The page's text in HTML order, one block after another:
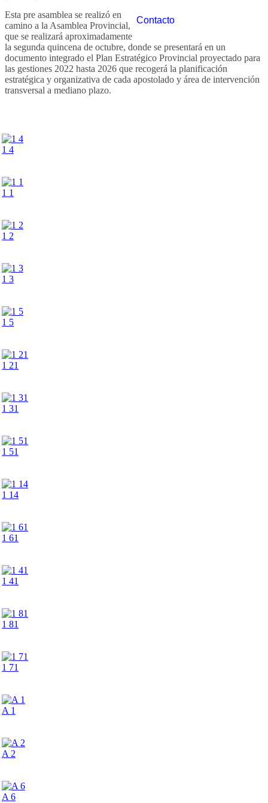
Contacto
Esta pre asamblea se realizó en
camino a la Asamblea Provincial,
que se realizará aproximadamente
la segunda quincena de octubre, donde se presentará en un
documento integrado el Plan Estratégico Provincial proyectado para
las gestiones 2022 hasta 2026 que recogerá la planificación
estratégica y organizativa de cada apostolado y área de intervención
transversal a mediano plazo.
1 4
1 1
1 2
1 3
1 5
1 21
1 31
1 51
1 14
1 61
1 41
1 81
1 71
A 1
A 2
A 6